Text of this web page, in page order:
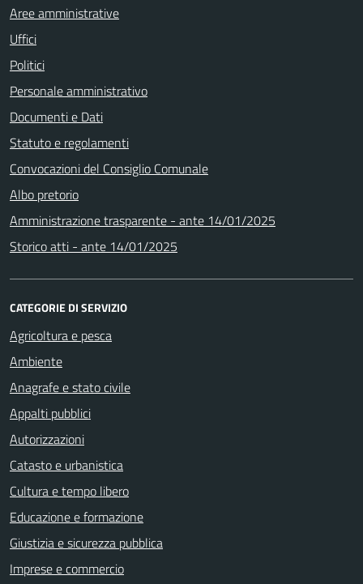
Aree amministrative
Uffici
Politici
Personale amministrativo
Documenti e Dati
Statuto e regolamenti
Convocazioni del Consiglio Comunale
Albo pretorio
Amministrazione trasparente - ante 14/01/2025
Storico atti - ante 14/01/2025
CATEGORIE DI SERVIZIO
Agricoltura e pesca
Ambiente
Anagrafe e stato civile
Appalti pubblici
Autorizzazioni
Catasto e urbanistica
Cultura e tempo libero
Educazione e formazione
Giustizia e sicurezza pubblica
Imprese e commercio